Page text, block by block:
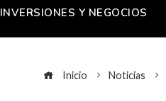
INVERSIONES Y NEGOCIOS
Inicio Noticias